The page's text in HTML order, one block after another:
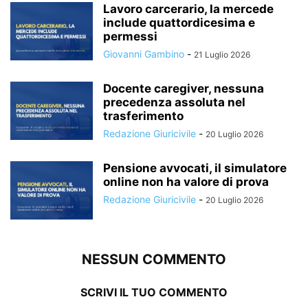
Lavoro carcerario, la mercede
include quattordicesima e
permessi
Giovanni Gambino - 21 Luglio 2026
Docente caregiver, nessuna
precedenza assoluta nel
trasferimento
Redazione Giuricivile - 20 Luglio 2026
Pensione avvocati, il simulatore
online non ha valore di prova
Redazione Giuricivile - 20 Luglio 2026
NESSUN COMMENTO
SCRIVI IL TUO COMMENTO